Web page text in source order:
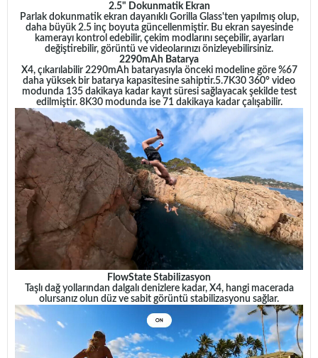
2.5" Dokunmatik Ekran
Parlak dokunmatik ekran dayanıklı Gorilla Glass'ten yapılmış olup,
daha büyük 2.5 inç boyuta güncellenmiştir. Bu ekran sayesinde
kamerayı kontrol edebilir, çekim modlarını seçebilir, ayarları
değiştirebilir, görüntü ve videolarınızı önizleyebilirsiniz.
2290mAh Batarya
X4, çıkarılabilir 2290mAh bataryasıyla önceki modeline göre %67
daha yüksek bir batarya kapasitesine sahiptir.5.7K30 360° video
modunda 135 dakikaya kadar kayıt süresi sağlayacak şekilde test
edilmiştir. 8K30 modunda ise 71 dakikaya kadar çalışabilir.
FlowState Stabilizasyon
Taşlı dağ yollarından dalgalı denizlere kadar, X4, hangi macerada
olursanız olun düz ve sabit görüntü stabilizasyonu sağlar.